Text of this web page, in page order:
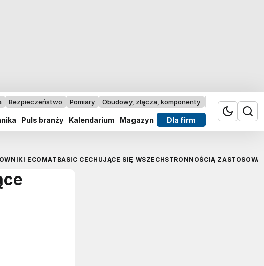
Bezpieczeństwo Pomiary Obudowy, złącza, komponenty Przemysł 4.0
Puls branży Kalendarium Magazyn Dla firm
ECOMATBASIC CECHUJĄCE SIĘ WSZECHSTRONNOŚCIĄ